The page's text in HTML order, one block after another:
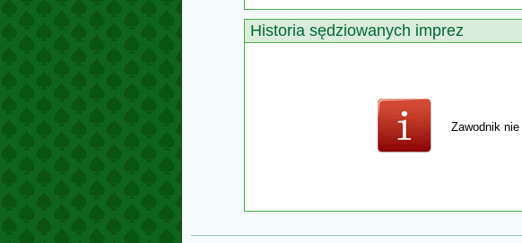
Historia sędziowanych imprez
Zawodnik